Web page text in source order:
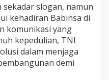
sekadar slogan, namun
kehadiran Babinsa di
komunikasi yang
kepedulian, TNI
dalam menjaga
demi